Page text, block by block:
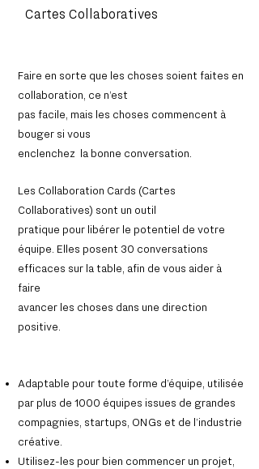
Cartes Collaboratives
Faire en sorte que les choses soient faites en
collaboration, ce n’est ​
pas facile, mais les choses commencent à
bouger si vous
enclenchez ​ la bonne conversation.​
Les Collaboration Cards (Cartes
Collaboratives) sont un outil
pratique pour libérer le potentiel de votre
équipe. Elles posent 30 conversations
efficaces sur la table, afin de vous aider à
faire
avancer les choses dans une direction
positive.
Adaptable pour toute forme d’équipe, utilisée
par plus de 1000 ​équipes issues de grandes
compagnies, startups, ONGs et de ​l’industrie
créative. ​​
Utilisez-les pour bien commencer un projet,